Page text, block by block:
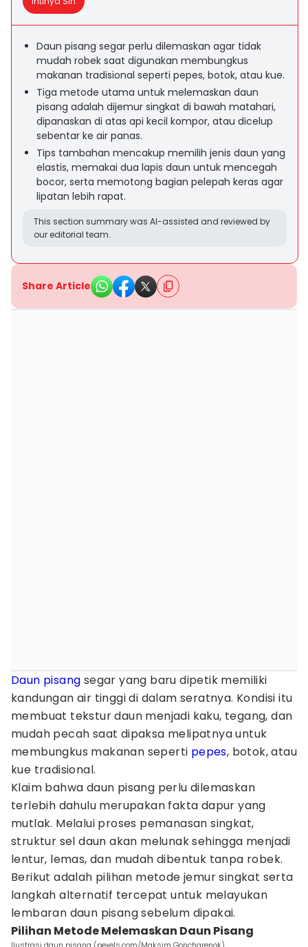
Daun pisang segar perlu dilemaskan agar tidak
mudah robek saat digunakan membungkus
makanan tradisional seperti pepes, botok, atau kue.
Tiga metode utama untuk melemaskan daun
pisang adalah dijemur singkat di bawah matahari,
dipanaskan di atas api kecil kompor, atau dicelup
sebentar ke air panas.
Tips tambahan mencakup memilih jenis daun yang
elastis, memakai dua lapis daun untuk mencegah
bocor, serta memotong bagian pelepah keras agar
lipatan lebih rapat.
This section summary was AI-assisted and reviewed by
our editorial team.
Share Article
Daun pisang segar yang baru dipetik memiliki
kandungan air tinggi di dalam seratnya. Kondisi itu
membuat tekstur daun menjadi kaku, tegang, dan
mudah pecah saat dipaksa melipatnya untuk
membungkus makanan seperti pepes, botok, atau
kue tradisional.
Klaim bahwa daun pisang perlu dilemaskan
terlebih dahulu merupakan fakta dapur yang
mutlak. Melalui proses pemanasan singkat,
struktur sel daun akan melunak sehingga menjadi
lentur, lemas, dan mudah dibentuk tanpa robek.
Berikut adalah pilihan metode jemur singkat serta
langkah alternatif tercepat untuk melayukan
lembaran daun pisang sebelum dipakai.
Pilihan Metode Melemaskan Daun Pisang